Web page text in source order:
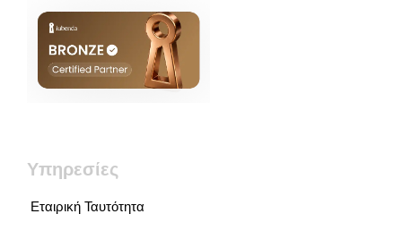
Υπηρεσίες
Εταιρική Ταυτότητα